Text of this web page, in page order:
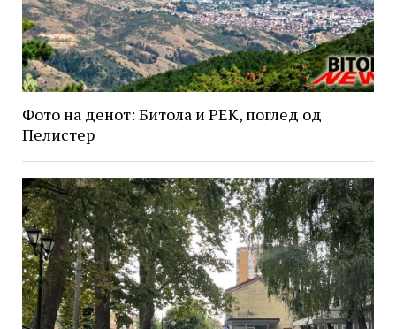
Фото на денот: Битола и РЕК, поглед од
Пелистер